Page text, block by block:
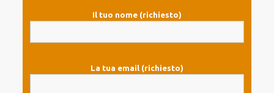
Il tuo nome (richiesto)
La tua email (richiesto)